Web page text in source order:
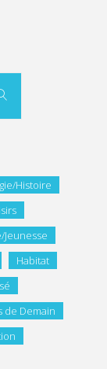
Histoire
Jeunesse
Habitat
de Demain